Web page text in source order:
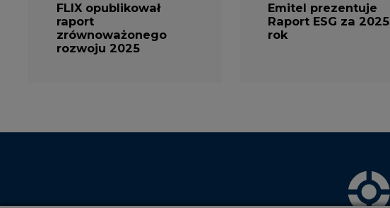
FLIX opublikował
raport
zrównoważonego
rozwoju 2025
Emitel prezentuje
Raport ESG za 2025
rok